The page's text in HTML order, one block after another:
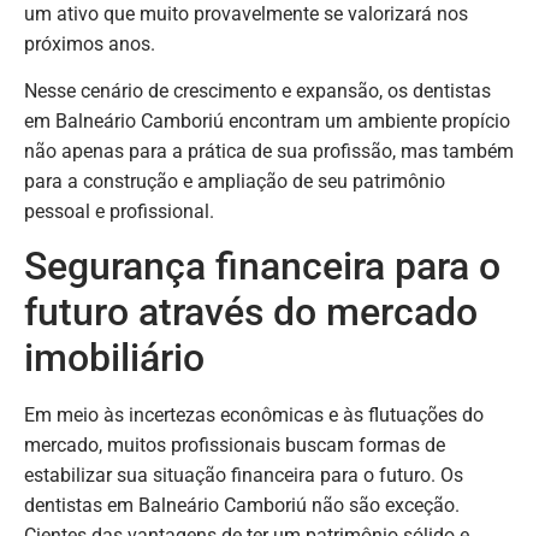
um ativo que muito provavelmente se valorizará nos
próximos anos.
Nesse cenário de crescimento e expansão, os dentistas
em Balneário Camboriú encontram um ambiente propício
não apenas para a prática de sua profissão, mas também
para a construção e ampliação de seu patrimônio
pessoal e profissional.
Segurança financeira para o
futuro através do mercado
imobiliário
Em meio às incertezas econômicas e às flutuações do
mercado, muitos profissionais buscam formas de
estabilizar sua situação financeira para o futuro. Os
dentistas em Balneário Camboriú não são exceção.